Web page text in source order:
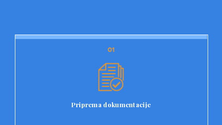
01
Priprema dokumentacije
01
Prvi korak u našem procesu prevoda je priprema
dokumentacije. Korisnici jednostavno učitavaju svoje
dokumenta, kao i specifične zahtjeve za prevod.